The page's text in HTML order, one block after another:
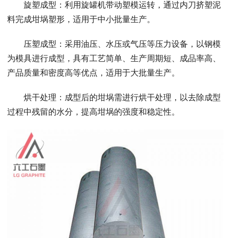
旋塑成型：利用旋罐机带动塑模运转，通过内刀挤塑泥
料完成坩埚塑形，适用于中小批量生产。
压塑成型：采用油压、水压或气压等压力设备，以钢模
为模具进行成型，具有工艺简单、生产周期短、成品率高、
产品质量和密度高等优点，适用于大批量生产。
烘干处理：成型后的坩埚需进行烘干处理，以去除成型
过程中残留的水分，提高坩埚的强度和稳定性。